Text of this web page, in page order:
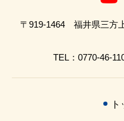
〒919-1464 福井県三方
TEL：0770-46-